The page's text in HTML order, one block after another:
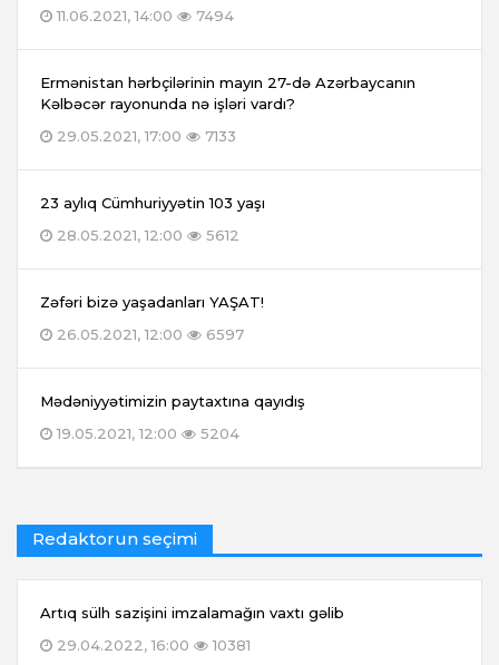
11.06.2021, 14:00
7494
Ermənistan hərbçilərinin mayın 27-də Azərbaycanın
Kəlbəcər rayonunda nə işləri vardı?
29.05.2021, 17:00
7133
23 aylıq Cümhuriyyətin 103 yaşı
28.05.2021, 12:00
5612
Zəfəri bizə yaşadanları YAŞAT!
26.05.2021, 12:00
6597
Mədəniyyətimizin paytaxtına qayıdış
19.05.2021, 12:00
5204
Redaktorun seçimi
Artıq sülh sazişini imzalamağın vaxtı gəlib
29.04.2022, 16:00
10381